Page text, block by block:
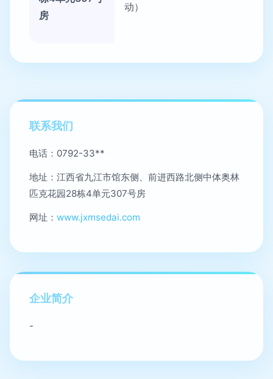
房
动）
联系我们
电话：0792-33**
地址：江西省九江市馆东侧、前进西路北侧中体奥林
匹克花园28栋4单元307号房
网址： www.jxmsedai.com
企业简介
-